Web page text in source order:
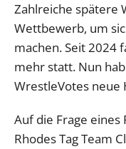
Zahlreiche spätere
Wettbewerb, um
machen. Seit 2024
mehr statt. Nun
WrestleVotes
Auf die Frage eines
Rhodes Tag Team